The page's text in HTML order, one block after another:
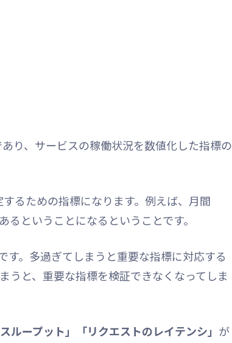
り、サービスの稼働状況を数値化した指標の
るための指標になります。例えば、月間
ということになるということです。
す。多過ぎてしまうと重要な指標に対応する
うと、重要な指標を検証できなくなってしま
ループット」「リクエストのレイテンシ」 が